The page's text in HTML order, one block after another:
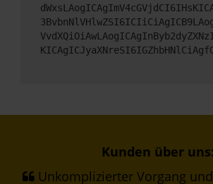
Kunden über uns:
Unkomplizierter Vorgang